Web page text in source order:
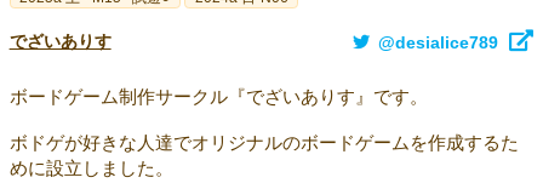
でざいありす @desialice789
ボードゲーム制作サークル『でざいありす』です。
ボドゲが好きな人達でオリジナルのボードゲームを作成するた
めに設立しました。